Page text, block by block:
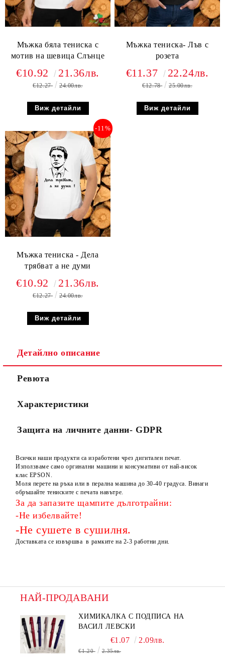
Мъжка бяла тениска с
мотив на шевица Слънце
€10.92 21.36лв.
€12.27 24.00лв.
Виж детайли
Мъжка тениска- Лъв с
розета
€11.37 22.24лв.
€12.78 25.00лв.
Виж детайли
Мъжка тениска - Дела
трябват а не думи
-11%
€10.92 21.36лв.
€12.27 24.00лв.
Виж детайли
Детайлно описание
Ревюта
Характеристики
Защита на личните данни- GDPR
Всички наши продукти са изработени чрез дигитален печат.
Използваме само оргинални машини и консумативи от най-висок
клас EPSON.
Моля перете на ръка или в перална машина до 30-40 градуса. Винаги
обръшайте тениските с печата навътре.
За да запазите щампите дълготрайни:
-Не избелвайте!
-Не сушете в сушилня.
Доставката се извършва в рамките на 2-3 работни дни.
НАЙ-ПРОДАВАНИ
ХИМИКАЛКА С ПОДПИСА НА
ВАСИЛ ЛЕВСКИ
€1.07 2.09лв.
€1.20 2.35лв.